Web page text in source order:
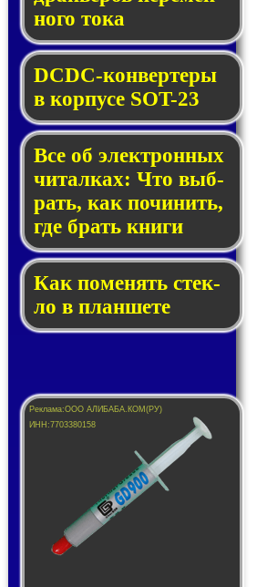
но­го то­ка
DCDC-кон­вер­те­ры
в кор­пу­се SOT-23
Все об элек­трон­ных
чи­тал­ках: Что выб­
рать, как по­чи­нить,
где брать кни­ги
Как по­ме­нять стек­
ло в планшете